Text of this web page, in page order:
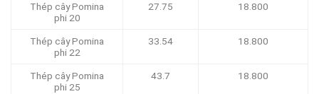
Thép cây Pomina
phi 20
27.75 18.800
Thép cây Pomina
phi 22
33.54 18.800
Thép cây Pomina
phi 25
43.7 18.800